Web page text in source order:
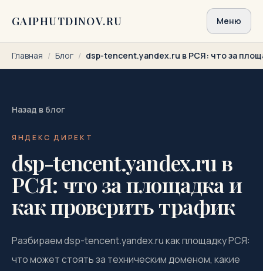
GAIPHUTDINOV.RU Меню
Главная / Блог / dsp-tencent.yandex.ru в РСЯ: что за
Назад в блог
ЯНДЕКС ДИРЕКТ
dsp-tencent.yandex.ru в
РСЯ: что за площадка и
как проверить трафик
Разбираем dsp-tencent.yandex.ru как площадку РСЯ:
что может стоять за техническим доменом, какие